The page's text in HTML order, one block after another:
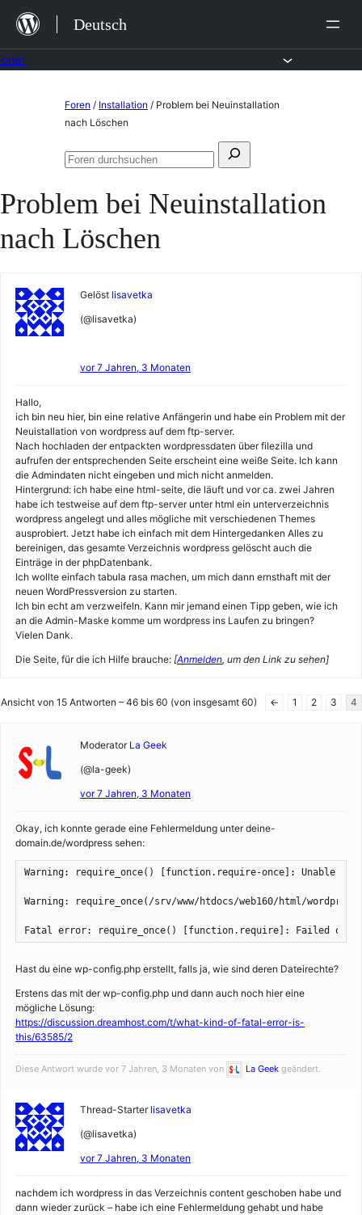
Zum
Inhalt
springen
Deutsch
Foren / Installation / Problem bei Neuinstallation
nach Löschen
Suchen
Foren
Problem bei Neuinstallation
nach Löschen
Gelöst lisavetka
(@lisavetka)
vor 7 Jahren, 3 Monaten
Hallo,
ich bin neu hier, bin eine relative Anfängerin und habe ein Problem mit der
Neuistallation von wordpress auf dem ftp-server.
Nach hochladen der entpackten wordpressdaten über filezilla und
aufrufen der entsprechenden Seite erscheint eine weiße Seite. Ich kann
die Admindaten nicht eingeben und mich nicht anmelden.
Hintergrund: ich habe eine html-seite, die läuft und vor ca. zwei Jahren
habe ich testweise auf dem ftp-server unter html ein unterverzeichnis
wordpress angelegt und alles mögliche mit verschiedenen Themes
ausprobiert. Jetzt habe ich einfach mit dem Hintergedanken Alles zu
bereinigen, das gesamte Verzeichnis wordpress gelöscht auch die
Einträge in der phpDatenbank.
Ich wollte einfach tabula rasa machen, um mich dann ernsthaft mit der
neuen WordPressversion zu starten.
Ich bin echt am verzweifeln. Kann mir jemand einen Tipp geben, wie ich
an die Admin-Maske komme um wordpress ins Laufen zu bringen?
Vielen Dank.
Die Seite, für die ich Hilfe brauche: [Anmelden, um den Link zu sehen]
Ansicht von 15 Antworten – 46 bis 60 (von insgesamt 60) ← 1 2 3 4
Moderator La Geek
(@la-geek)
vor 7 Jahren, 3 Monaten
Okay, ich konnte gerade eine Fehlermeldung unter deine-
domain.de/wordpress sehen:
Warning: require_once() [function.require-once]: Unable to
Warning: require_once(/srv/www/htdocs/web160/html/
Fatal error: require_once() [function.require]: Failed
Hast du eine wp-config.php erstellt, falls ja, wie sind deren Dateirechte?
Erstens das mit der wp-config.php und dann auch noch hier eine
mögliche Lösung:
https://discussion.dreamhost.com/t/what-kind-of-fatal-error-is-
this/63585/2
Diese Antwort wurde vor 7 Jahren, 3 Monaten von La Geek geändert.
Thread-Starter lisavetka
(@lisavetka)
vor 7 Jahren, 3 Monaten
nachdem ich wordpress in das Verzeichnis content geschoben habe und
dann wieder zurück – habe ich eine Fehlermeldung gehabt und habe